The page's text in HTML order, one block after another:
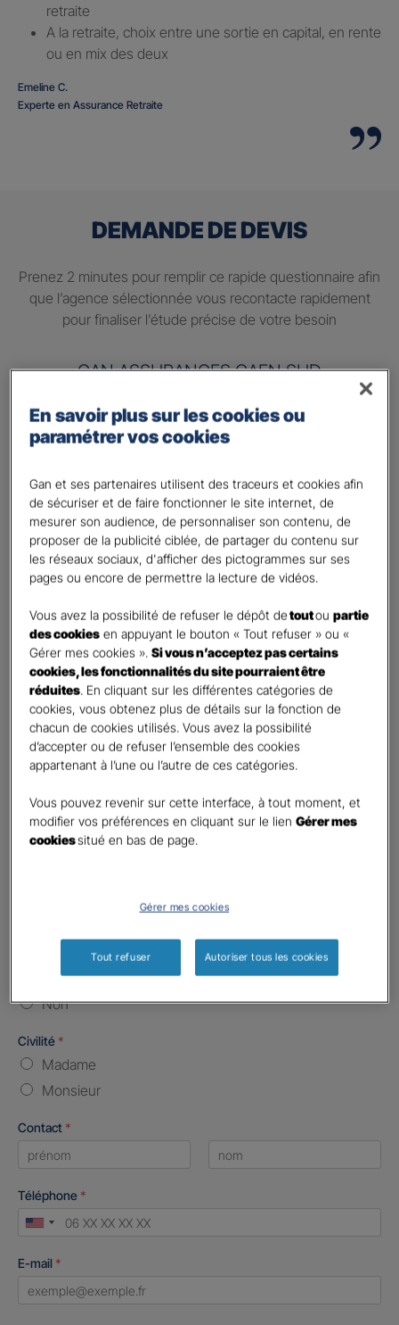
retraite
A la retraite, choix entre une sortie en capital, en rente
ou en mix des deux
Emeline C.
Experte en Assurance Retraite
DEMANDE DE DEVIS
Prenez 2 minutes pour remplir ce rapide questionnaire afin
que l’agence sélectionnée vous recontacte rapidement
pour finaliser l’étude précise de votre besoin
GAN ASSURANCES CAEN SUD
Information sur votre besoin :
Préparer ma retraite
Percevoir un complément de revenu régulier à la
retraite
Percevoir un capital
Autre besoin
Etes-vous déjà titulaire d’un contrat Retraite ? *
Oui
Non
Quel est votre statut professionnel ?*
TNS (Travailleur non salarié)
Salarié
Le saviez-vous ?
Le PER individuel est un produit d'épargne à long terme qui vous permet d'obtenir une
Vos informations :
Etes-vous déjà client Gan assurances ?*
Oui
Non
Civilité *
Madame
Monsieur
Contact *
Téléphone *
United
+1
E-mail *
En savoir plus sur les cookies ou
paramétrer vos cookies
Gan et ses partenaires utilisent des traceurs et cookies afin
de sécuriser et de faire fonctionner le site internet, de
mesurer son audience, de personnaliser son contenu, de
proposer de la publicité ciblée, de partager du contenu sur
les réseaux sociaux, d'afficher des pictogrammes sur ses
pages ou encore de permettre la lecture de vidéos.
Vous avez la possibilité de refuser le dépôt detoutoupartie
des cookies en appuyant le bouton « Tout refuser » ou «
Gérer mes cookies ».Si vous n’acceptez pas certains
cookies, les fonctionnalités du site pourraient être
réduites. En cliquant sur les différentes catégories de
cookies, vous obtenez plus de détails sur la fonction de
chacun de cookies utilisés. Vous avez la possibilité
d’accepter ou de refuser l’ensemble des cookies
appartenant à l’une ou l’autre de ces catégories.
Vous pouvez revenir sur cette interface, à tout moment, et
modifier vos préférences en cliquant sur le lienGérer mes
cookiessitué en bas de page.
Gérer mes cookies
Tout refuser Autoriser tous les cookies